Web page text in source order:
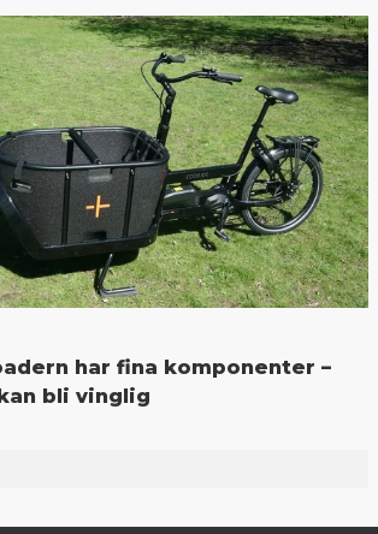
har fina komponenter –
bli vinglig